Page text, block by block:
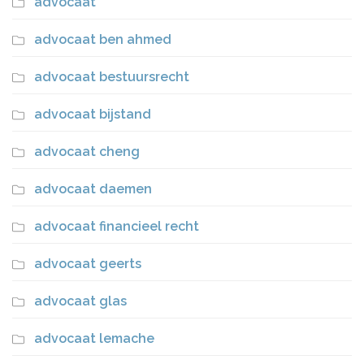
advocaat ben ahmed
advocaat bestuursrecht
advocaat bijstand
advocaat cheng
advocaat daemen
advocaat financieel recht
advocaat geerts
advocaat glas
advocaat lemache